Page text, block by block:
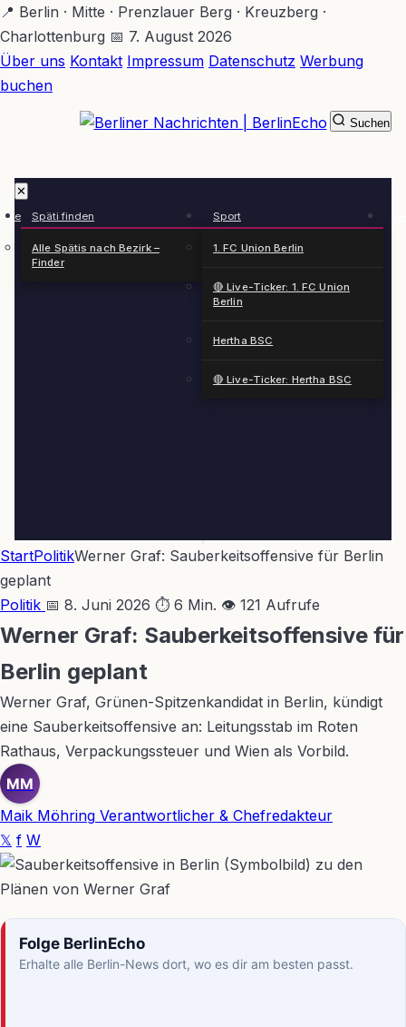
Zum
Hauptinhalt
springen
📍 Berlin · Mitte · Prenzlauer Berg · Kreuzberg ·
Charlottenburg 📅 7. August 2026
Über uns Kontakt Impressum Datenschutz Werbung
buchen
✕
Späti finden
Alle Spätis nach Bezirk –
Finder
Sport
1. FC Union Berlin
🔴 Live-Ticker: 1. FC Union
Berlin
Hertha BSC
🔴 Live-Ticker: Hertha BSC
Suchen
StartPolitikWerner Graf: Sauberkeitsoffensive für Berlin
geplant
Politik 📅 8. Juni 2026 ⏱ 6 Min. 👁 121 Aufrufe
Werner Graf: Sauberkeitsoffensive für
Berlin geplant
Werner Graf, Grünen-Spitzenkandidat in Berlin, kündigt
eine Sauberkeitsoffensive an: Leitungsstab im Roten
Rathaus, Verpackungssteuer und Wien als Vorbild.
MM
Maik Möhring Verantwortlicher & Chefredakteur
𝕏 f W
Folge BerlinEcho
Erhalte alle Berlin-News dort, wo es dir am besten passt.